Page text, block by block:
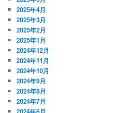
2025年4月
2025年3月
2025年2月
2025年1月
2024年12月
2024年11月
2024年10月
2024年9月
2024年8月
2024年7月